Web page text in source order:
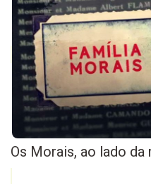
Os Morais, ao lado